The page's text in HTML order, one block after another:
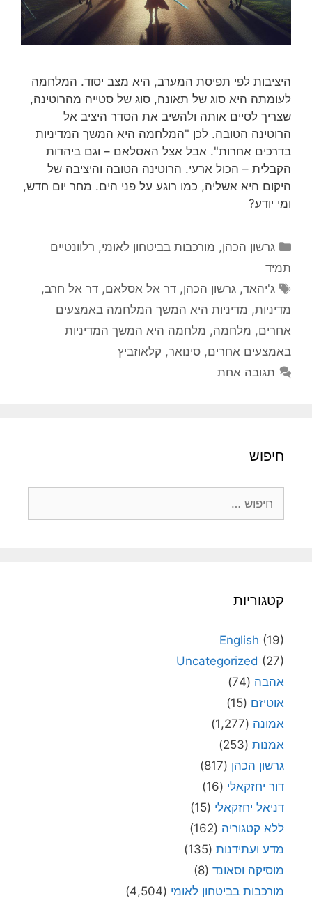
היציבות לפי תפיסת המערב, היא מצב יסוד. המלחמה
לעומתה היא סוג של תאונה, סוג של סטייה מהרוטינה,
שצריך לסיים אותה ולהשיב את הסדר היציב אל
הרוטינה הטובה. לכן "המלחמה היא המשך המדיניות
בדרכים אחרות". אבל אצל האסלאם – וגם ביהדות
הקבלית – הכול ארעי. הרוטינה הטובה והיציבה של
היקום היא אשליה, כמו רוגע על פני הים. מחר יום חדש,
ומי יודע?
קטגוריות
גרשון הכהן, מורכבות בביטחון לאומי, רלוונטיים
תמיד
תגיות
ג'יהאד,גרשון הכהן,דר אל אסלאם,דר אל חרב,
מדיניות, מדיניות היא המשך המלחמה באמצעים
אחרים, מלחמה, מלחמה היא המשך המדיניות
באמצעים אחרים, סינואר, קלאוזביץ
תגובה אחת
חיפוש
קטגוריות
English (19)
Uncategorized (27)
אהבה (74)
אוטיזם (15)
אמונה (1,277)
אמנות (253)
גרשון הכהן (817)
דור יחזקאלי (16)
דניאל יחזקאלי (15)
ללא קטגוריה (162)
מדע ועתידנות (135)
מוסיקה וסאונד (8)
מורכבות בביטחון לאומי (4,504)